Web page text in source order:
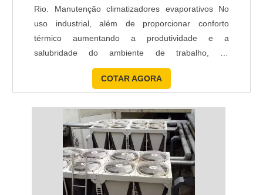
Rio. Manutenção climatizadores evaporativos No
uso industrial, além de proporcionar conforto
térmico aumentando a produtividade e a
salubridade do ambiente de trabalho, os
resfriadores evaporativos são muito úteis para
acelerar o tempo de resfriamento de produtos. A
reduz o tempo de resfriamento de equipamentos
em paradas de manutenção e para e...
COTAR AGORA